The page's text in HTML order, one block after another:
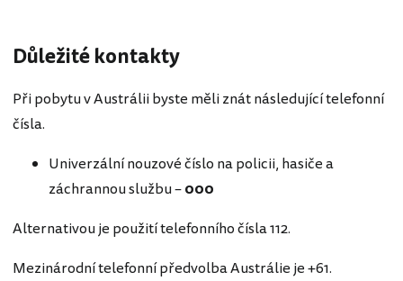
Důležité kontakty
Při pobytu v Austrálii byste měli znát následující telefonní
čísla.
Univerzální nouzové číslo na policii, hasiče a
záchrannou službu –000
Alternativou je použití telefonního čísla 112.
Mezinárodní telefonní předvolba Austrálie je +61.